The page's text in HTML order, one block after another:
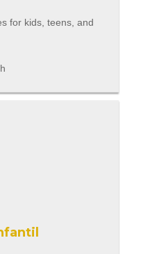
for kids, teens, and